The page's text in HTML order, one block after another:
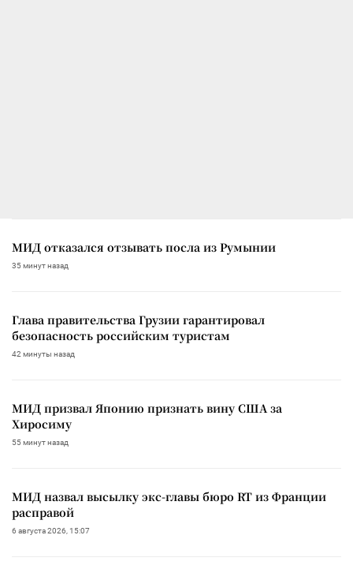
МИД отказался отзывать посла из Румынии
35 минут назад
Глава правительства Грузии гарантировал
безопасность российским туристам
42 минуты назад
МИД призвал Японию признать вину США за
Хиросиму
55 минут назад
МИД назвал высылку экс-главы бюро RT из Франции
расправой
6 августа 2026, 15:07